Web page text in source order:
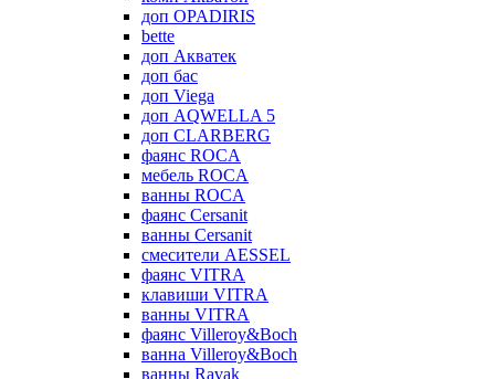
доп OPADIRIS
bette
доп Акватек
доп бас
доп Viega
доп AQWELLA 5
доп CLARBERG
фаянс ROCA
мебель ROCA
ванны ROCA
фаянс Cersanit
ванны Cersanit
смесители AESSEL
фаянс VITRA
клавиши VITRA
ванны VITRA
фаянс Villeroy&Boch
ванна Villeroy&Boch
ванны Ravak